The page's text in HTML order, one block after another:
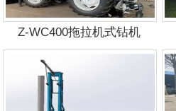
Z-WC400拖拉机式钻机